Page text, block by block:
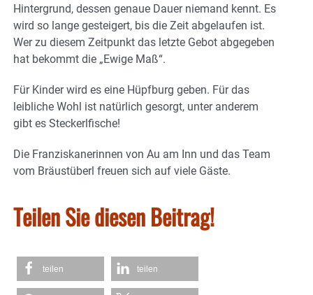
Hintergrund, dessen genaue Dauer niemand kennt. Es
wird so lange gesteigert, bis die Zeit abgelaufen ist.
Wer zu diesem Zeitpunkt das letzte Gebot abgegeben
hat bekommt die „Ewige Maß“.
Für Kinder wird es eine Hüpfburg geben. Für das
leibliche Wohl ist natürlich gesorgt, unter anderem
gibt es Steckerlfische!
Die Franziskanerinnen von Au am Inn und das Team
vom Bräustüberl freuen sich auf viele Gäste.
Teilen Sie diesen Beitrag!
teilen teilen